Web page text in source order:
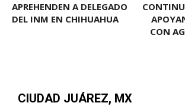
APREHENDEN A DELEGADO
DEL INM EN CHIHUAHUA
CON
CIUDAD JUÁREZ, MX